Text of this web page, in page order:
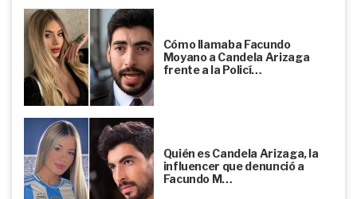
Cómo llamaba Facundo
Moyano a Candela Arizaga
frente a la Policí…
Quién es Candela Arizaga, la
influencer que denunció a
Facundo M…